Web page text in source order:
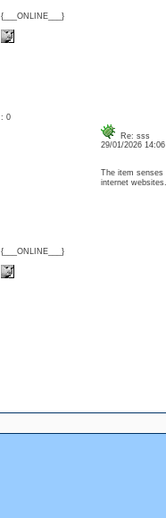
{___ONLINE___}
: 0
{___ONLINE___}
Re: sss
29/01/2026
The item senses
internet websites.